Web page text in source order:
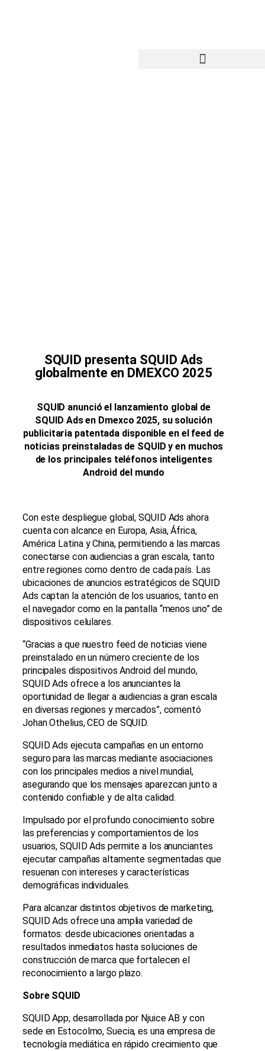
SQUID presenta SQUID Ads
globalmente en DMEXCO 2025
SQUID anunció el lanzamiento global de
SQUID Ads en Dmexco 2025, su solución
publicitaria patentada disponible en el feed de
noticias preinstaladas de SQUID y en muchos
de los principales teléfonos inteligentes
Android del mundo
Con este despliegue global, SQUID Ads ahora
cuenta con alcance en Europa, Asia, África,
América Latina y China, permitiendo a las marcas
conectarse con audiencias a gran escala, tanto
entre regiones como dentro de cada país. Las
ubicaciones de anuncios estratégicos de SQUID
Ads captan la atención de los usuarios, tanto en
el navegador como en la pantalla “menos uno” de
dispositivos celulares.
“Gracias a que nuestro feed de noticias viene
preinstalado en un número creciente de los
principales dispositivos Android del mundo,
SQUID Ads ofrece a los anunciantes la
oportunidad de llegar a audiencias a gran escala
en diversas regiones y mercados”, comentó
Johan Othelius, CEO de SQUID.
SQUID Ads ejecuta campañas en un entorno
seguro para las marcas mediante asociaciones
con los principales medios a nivel mundial,
asegurando que los mensajes aparezcan junto a
contenido confiable y de alta calidad.
Impulsado por el profundo conocimiento sobre
las preferencias y comportamientos de los
usuarios, SQUID Ads permite a los anunciantes
ejecutar campañas altamente segmentadas que
resuenan con intereses y características
demográficas individuales.
Para alcanzar distintos objetivos de marketing,
SQUID Ads ofrece una amplia variedad de
formatos: desde ubicaciones orientadas a
resultados inmediatos hasta soluciones de
construcción de marca que fortalecen el
reconocimiento a largo plazo.
Sobre SQUID
SQUID App, desarrollada por Njuice AB y con
sede en Estocolmo, Suecia, es una empresa de
tecnología mediática en rápido crecimiento que